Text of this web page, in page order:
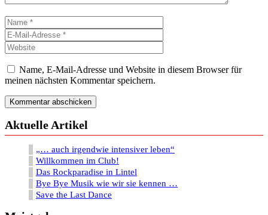
Name
Mail-
Adresse
Name, E-Mail-Adresse und Website in diesem Browser für
meinen nächsten Kommentar speichern.
Aktuelle Artikel
„… auch irgendwie intensiver leben“
Willkommen im Club!
Das Rockparadise in Lintel
Bye Bye Musik wie wir sie kennen …
Save the Last Dance